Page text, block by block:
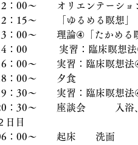
：00〜　　オリエンテーシ
：15〜　　「ゆるめる瞑想
：00～　　理論④「たかめる
：00 　　　実習：臨床瞑想
：00〜　　実習：臨床瞑想
：00～　　夕食
：30〜　　実習：臨床瞑想
：30〜　　座談会　　　入浴
日目
：00〜　　起床　　洗面